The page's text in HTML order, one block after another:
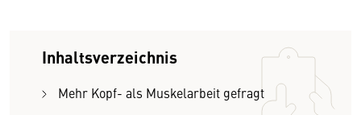
Inhaltsverzeichnis
Mehr Kopf- als Muskelarbeit gefragt